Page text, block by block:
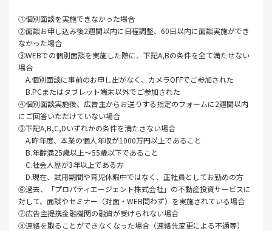
①個別面談を実施できなかった場合
②面談お申し込み後2週間以内に日程調整、60日以内に面談実施ができ
なかった場合
③WEBでの個別面談を実施した際に、下記A,Bの条件を全て満たせない
場合
A.個別面談に事前のお申し出がなく、カメラOFFでご参加された
B.PCまたはタブレット端末以外でご参加された
④個別面談実施後、広告主からお送りする指定のフォームに2週間以内
にご回答いただけていない場合
⑤下記A,B,C,Dいずれかの条件を満たさない場合
A.昨年度、本業の個人年収が1000万円以上であること
B.年齢満25歳以上～55歳以下であること
C.社会人歴が3年以上である方
D.現在、試用期間や育児休暇中ではなく、正社員としてお勤めの方
⑥過去、「プロパティエージェント株式会社」の不動産投資サービスに
対して、面談やセミナー（対面・WEB問わず）を実施されている場合
⑦広告主提携金融機関の融資が受けられない場合
⑧連絡を取ることができなくなった場合（連絡先変更による不通等）